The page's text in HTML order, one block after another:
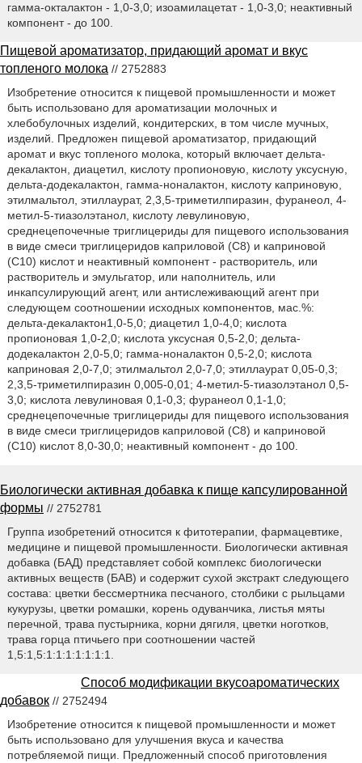
гамма-окталактон - 1,0-3,0; изоамилацетат - 1,0-3,0; неактивный
компонент - до 100.
Пищевой ароматизатор, придающий аромат и вкус
топленого молока // 2752883
Изобретение относится к пищевой промышленности и может
быть использовано для ароматизации молочных и
хлебобулочных изделий, кондитерских, в том числе мучных,
изделий. Предложен пищевой ароматизатор, придающий
аромат и вкус топленого молока, который включает дельта-
декалактон, диацетил, кислоту пропионовую, кислоту уксусную,
дельта-додекалактон, гамма-ноналактон, кислоту каприновую,
этилмальтол, этиллаурат, 2,3,5-триметилпиразин, фуранеол, 4-
метил-5-тиазолэтанол, кислоту левулиновую,
среднецепочечные триглицериды для пищевого использования
в виде смеси триглицеридов каприловой (С8) и каприновой
(С10) кислот и неактивный компонент - растворитель, или
растворитель и эмульгатор, или наполнитель, или
инкапсулирующий агент, или антислеживающий агент при
следующем соотношении исходных компонентов, мас.%:
дельта-декалактон1,0-5,0; диацетил 1,0-4,0; кислота
пропионовая 1,0-2,0; кислота уксусная 0,5-2,0; дельта-
додекалактон 2,0-5,0; гамма-ноналактон 0,5-2,0; кислота
каприновая 2,0-7,0; этилмальтол 2,0-7,0; этиллаурат 0,05-0,3;
2,3,5-триметилпиразин 0,005-0,01; 4-метил-5-тиазолэтанол 0,5-
3,0; кислота левулиновая 0,1-0,3; фуранеол 0,1-1,0;
среднецепочечные триглицериды для пищевого использования
в виде смеси триглицеридов каприловой (С8) и каприновой
(С10) кислот 8,0-30,0; неактивный компонент - до 100.
Биологически активная добавка к пище капсулированной
формы // 2752781
Группа изобретений относится к фитотерапии, фармацевтике,
медицине и пищевой промышленности. Биологически активная
добавка (БАД) представляет собой комплекс биологически
активных веществ (БАВ) и содержит сухой экстракт следующего
состава: цветки бессмертника песчаного, столбики с рыльцами
кукурузы, цветки ромашки, корень одуванчика, листья мяты
перечной, трава пустырника, корни дягиля, цветки ноготков,
трава горца птичьего при соотношении частей
1,5:1,5:1:1:1:1:1:1:1.
Способ модификации вкусоароматических
добавок // 2752494
Изобретение относится к пищевой промышленности и может
быть использовано для улучшения вкуса и качества
потребляемой пищи. Предложенный способ приготовления